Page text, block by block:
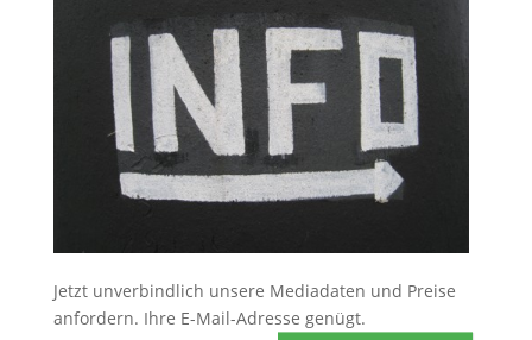
Jetzt unverbindlich unsere Mediadaten und Preise
anfordern. Ihre E-Mail-Adresse genügt.